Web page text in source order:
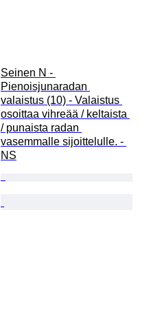
Seinen N -
Pienoisjunaradan
valaistus (10) - Valaistus
osoittaa vihreää / keltaista
/ punaista radan
vasemmalle sijoittelulle. -
NS